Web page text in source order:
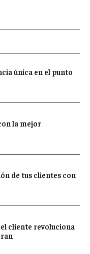
única en el punto
la mejor
de tus clientes con
cliente revoluciona